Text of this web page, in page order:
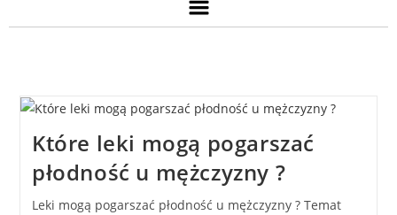
Które leki mogą pogarszać
płodność u mężczyzny ?
Leki mogą pogarszać płodność u mężczyzny ? Temat